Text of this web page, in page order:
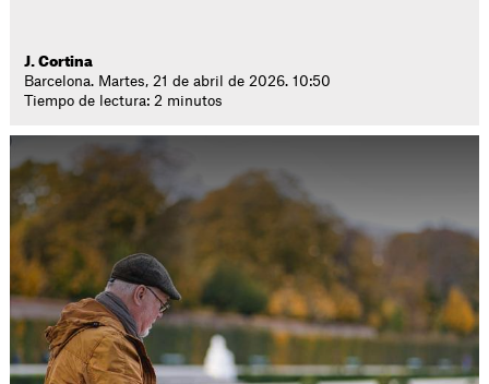
J. Cortina
Barcelona. Martes, 21 de abril de 2026. 10:50
Tiempo de lectura: 2 minutos